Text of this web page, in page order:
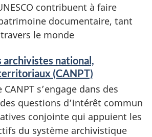
contribuent à faire
documentaire, tant
le monde
archivistes national,
(CANPT)
s’engage dans des
questions d’intérêt commun
conjointe qui appuient les
du système archivistique